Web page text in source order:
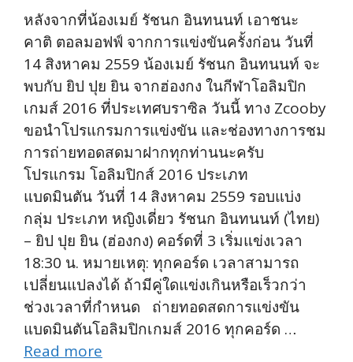
หลังจากที่น้องเมย์ รัชนก อินทนนท์ เอาชนะ
คาติ ตอลมอฟฟ์ จากการแข่งขันครั้งก่อน วันที่
14 สิงหาคม 2559 น้องเมย์ รัชนก อินทนนท์ จะ
พบกับ ยิป ปุย ยิน จากฮ่องกง ในกีฬาโอลิมปิก
เกมส์ 2016 ที่ประเทศบราซิล วันนี้ ทาง Zcooby
ขอนำโปรแกรมการแข่งขัน และช่องทางการชม
การถ่ายทอดสดมาฝากทุกท่านนะครับ
โปรแกรม โอลิมปิกส์ 2016 ประเภท
แบดมินตัน วันที่ 14 สิงหาคม 2559 รอบแบ่ง
กลุ่ม ประเภท หญิงเดี่ยว รัชนก อินทนนท์ (ไทย)
– ยิป ปุย ยิน (ฮ่องกง) คอร์ดที่ 3 เริ่มแข่งเวลา
18:30 น. หมายเหตุ: ทุกคอร์ด เวลาสามารถ
เปลี่ยนแปลงได้ ถ้ามีคู่ใดแข่งเกินหรือเร็วกว่า
ช่วงเวลาที่กำหนด ถ่ายทอดสดการแข่งขัน
แบดมินตันโอลิมปิกเกมส์ 2016 ทุกคอร์ด …
Read more